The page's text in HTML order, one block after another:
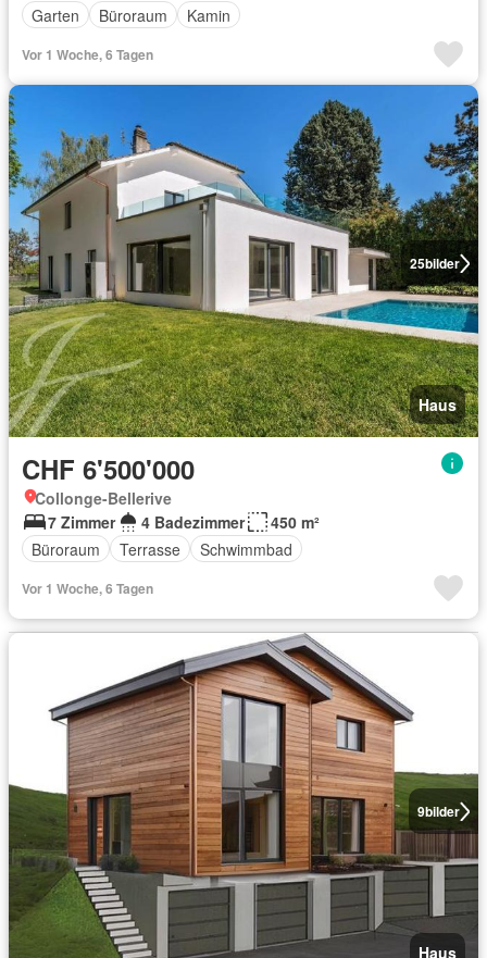
Garten
Büroraum Kamin
Vor 1 Woche, 6 Tagen
25bilder
Haus
CHF 6'500'000
Collonge-Bellerive
7 Zimmer
4 Badezimmer
450 m²
Büroraum
Terrasse Schwimmbad
Vor 1 Woche, 6 Tagen
9bilder
Haus